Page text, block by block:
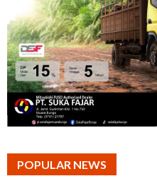
POPULAR NEWS